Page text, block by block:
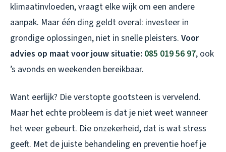
klimaatinvloeden, vraagt elke wijk om een andere
aanpak. Maar één ding geldt overal: investeer in
grondige oplossingen, niet in snelle pleisters. Voor
advies op maat voor jouw situatie: 085 019 56 97, ook
’s avonds en weekenden bereikbaar.
Want eerlijk? Die verstopte gootsteen is vervelend.
Maar het echte probleem is dat je niet weet wanneer
het weer gebeurt. Die onzekerheid, dat is wat stress
geeft. Met de juiste behandeling en preventie hoef je